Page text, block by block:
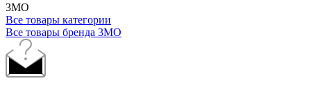
3MO
Все товары категории
Все товары бренда 3MO